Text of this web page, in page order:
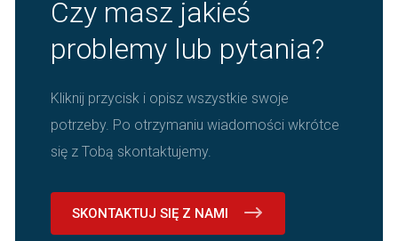
Czy masz jakieś
problemy lub pytania?
Kliknij przycisk i opisz wszystkie swoje
potrzeby. Po otrzymaniu wiadomości wkrótce
się z Tobą skontaktujemy.
SKONTAKTUJ SIĘ Z NAMI